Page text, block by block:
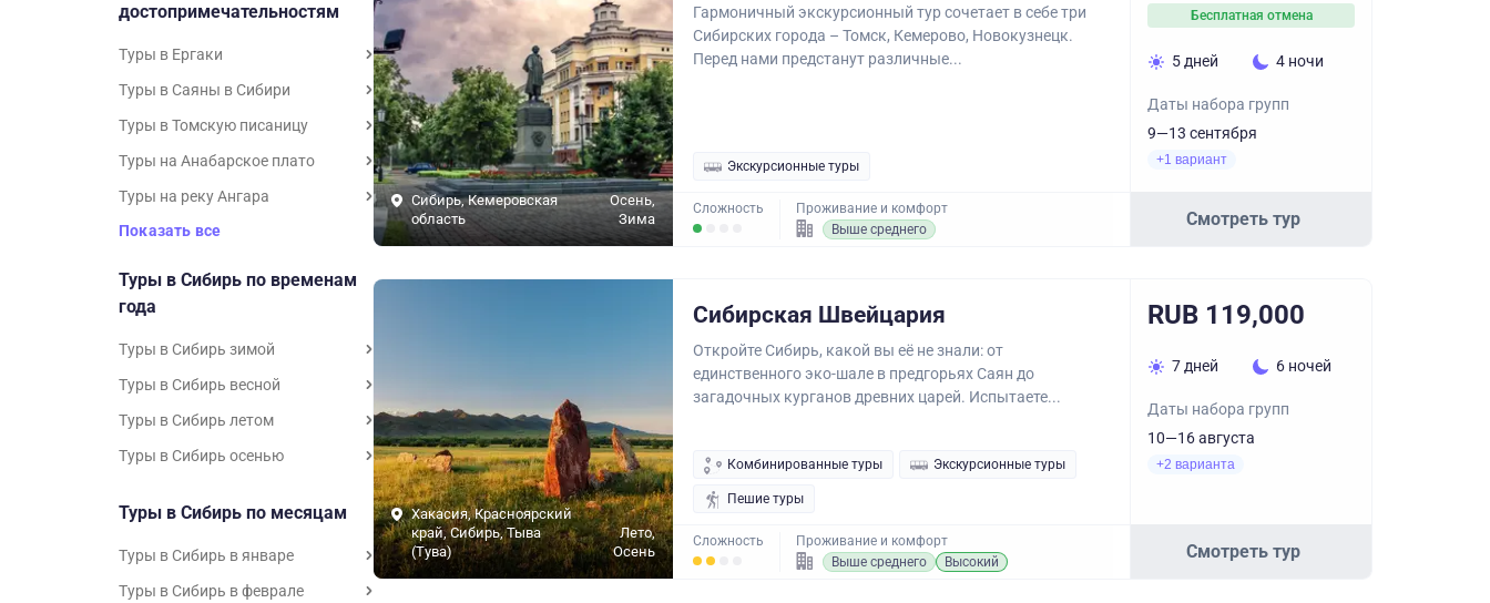
достопримечательностям
Туры в Ергаки
Туры в Саяны в Сибири
Туры в Томскую писаницу
Туры на Анабарское плато
Туры на реку Ангара
Показать все
Туры в Сибирь по временам
года
Туры в Сибирь зимой
Туры в Сибирь весной
Туры в Сибирь летом
Туры в Сибирь осенью
Туры в Сибирь по месяцам
Туры в Сибирь в январе
Туры в Сибирь в феврале
Сибирь, Кемеровская
область
Осень,
Зима
Гармоничный экскурсионный тур сочетает в себе три
Сибирских города – Томск, Кемерово, Новокузнецк.
Перед нами предстанут различные...
Экскурсионные туры
Сложность
Проживание и комфорт
Выше среднего
Бесплатная отмена
5 дней 4 ночи
Даты набора групп
9—13 сентября
+1 вариант
Смотреть тур
Хакасия, Красноярский
край, Сибирь, Тыва
(Тува)
Лето,
Осень
Сибирская Швейцария
Откройте Сибирь, какой вы её не знали: от
единственного эко-шале в предгорьях Саян до
загадочных курганов древних царей. Испытаете...
Комбинированные туры Экскурсионные туры
Пешие туры
Сложность
Проживание и комфорт
Выше среднего
Высокий
RUB 119,000
7 дней 6 ночей
Даты набора групп
10—16 августа
+2 варианта
Смотреть тур